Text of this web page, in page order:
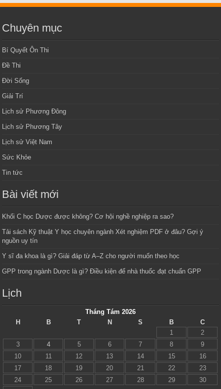
Chuyên mục
Bí Quyết Ôn Thi
Đề Thi
Đời Sống
Giải Trí
Lịch sử Phương Đông
Lịch sử Phương Tây
Lịch sử Việt Nam
Sức Khỏe
Tin tức
Bài viết mới
Khối C học Dược được không? Cơ hội nghề nghiệp ra sao?
Tải sách Kỹ thuật Y học chuyên ngành Xét nghiệm PDF ở đâu? Gợi ý
nguồn uy tín
Y sĩ đa khoa là gì? Giải đáp từ A–Z cho người muốn theo học
GPP trong ngành Dược là gì? Điều kiện để nhà thuốc đạt chuẩn GPP
Lịch
Tháng Tám 2026
H
B T N S B
C
1
2
3
4 5 6 7 8
9
10
11 12 13 14 15
16
17
18 19 20 21 22
23
24
25 26 27 28 29
30